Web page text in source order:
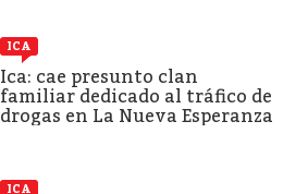
ICA
Ica: cae presunto clan
familiar dedicado al tráfico de
drogas en La Nueva Esperanza
ICA